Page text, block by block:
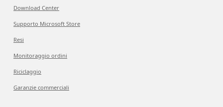
Download Center
Supporto Microsoft Store
Resi
Monitoraggio ordini
Riciclaggio
Garanzie commerciali